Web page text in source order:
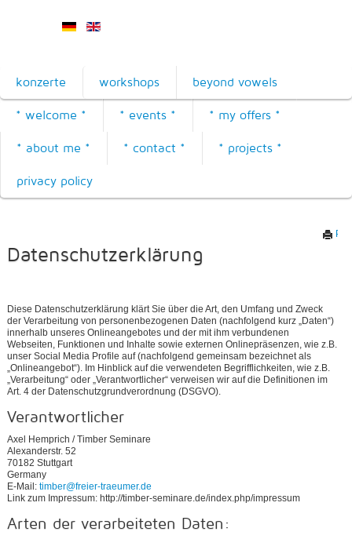
konzerte workshops beyond vowels
* welcome * * events * * my offers *
* about me * * contact * * projects *
privacy policy
Datenschutzerklärung
Diese Datenschutzerklärung klärt Sie über die Art, den Umfang und Zweck
der Verarbeitung von personenbezogenen Daten (nachfolgend kurz „Daten“)
innerhalb unseres Onlineangebotes und der mit ihm verbundenen
Webseiten, Funktionen und Inhalte sowie externen Onlinepräsenzen, wie z.B.
unser Social Media Profile auf (nachfolgend gemeinsam bezeichnet als
„Onlineangebot“). Im Hinblick auf die verwendeten Begrifflichkeiten, wie z.B.
„Verarbeitung“ oder „Verantwortlicher“ verweisen wir auf die Definitionen im
Art. 4 der Datenschutzgrundverordnung (DSGVO).
Verantwortlicher
Axel Hemprich / Timber Seminare
Alexanderstr. 52
70182 Stuttgart
Germany
E-Mail: timber@freier-traeumer.de
Link zum Impressum: http://timber-seminare.de/index.php/impressum
Arten der verarbeiteten Daten: